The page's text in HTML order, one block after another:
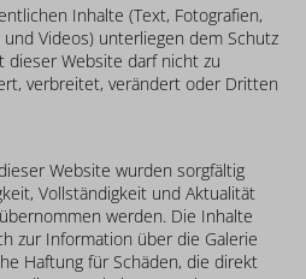
Inhalte (Text, Fotografien,
Videos) unterliegen dem Schutz
Website darf nicht zu
verbreitet, verändert oder Dritten
Website wurden sorgfältig
Vollständigkeit und Aktualität
werden. Die Inhalte
zur Information über die Galerie
Haftung für Schäden, die direkt